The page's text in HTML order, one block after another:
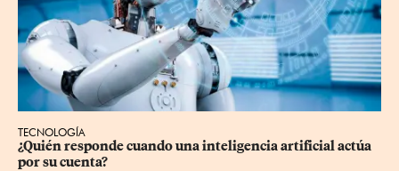
TECNOLOGÍA
¿Quién responde cuando una inteligencia artificial actúa
por su cuenta?